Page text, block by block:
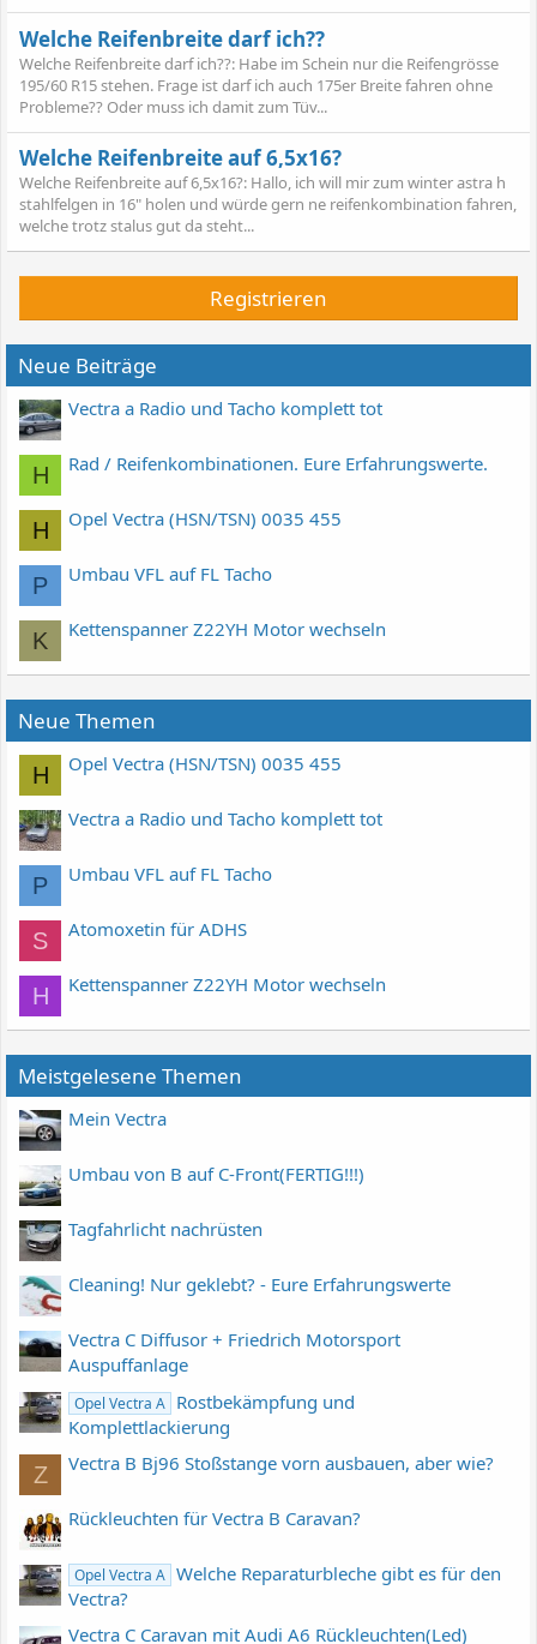
Welche Reifenbreite darf ich??
Welche Reifenbreite darf ich??: Habe im Schein nur die Reifengrösse
195/60 R15 stehen. Frage ist darf ich auch 175er Breite fahren ohne
Probleme?? Oder muss ich damit zum Tüv...
Welche Reifenbreite auf 6,5x16?
Welche Reifenbreite auf 6,5x16?: Hallo, ich will mir zum winter astra h
stahlfelgen in 16" holen und würde gern ne reifenkombination fahren,
welche trotz stalus gut da steht...
Registrieren
Neue Beiträge
Vectra a Radio und Tacho komplett tot
H Rad / Reifenkombinationen. Eure Erfahrungswerte.
H Opel Vectra (HSN/TSN) 0035 455
P Umbau VFL auf FL Tacho
K Kettenspanner Z22YH Motor wechseln
Neue Themen
H Opel Vectra (HSN/TSN) 0035 455
Vectra a Radio und Tacho komplett tot
P Umbau VFL auf FL Tacho
S Atomoxetin für ADHS
H Kettenspanner Z22YH Motor wechseln
Meistgelesene Themen
Mein Vectra
Umbau von B auf C-Front(FERTIG!!!)
Tagfahrlicht nachrüsten
Cleaning! Nur geklebt? - Eure Erfahrungswerte
Vectra C Diffusor + Friedrich Motorsport
Auspuffanlage
Opel Vectra A Rostbekämpfung und
Komplettlackierung
Z Vectra B Bj96 Stoßstange vorn ausbauen, aber wie?
Rückleuchten für Vectra B Caravan?
Opel Vectra A Welche Reparaturbleche gibt es für den
Vectra?
Vectra C Caravan mit Audi A6 Rückleuchten(Led)